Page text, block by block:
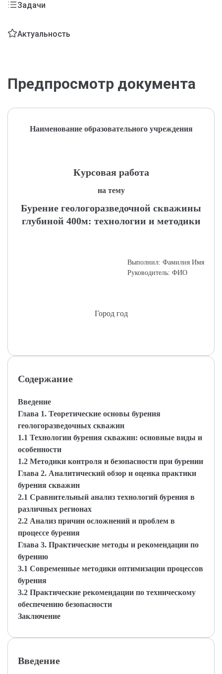
Задачи
Актуальность
Предпросмотр документа
Наименование образовательного учреждения
Курсовая работа
на тему
Бурение геологоразведочной скважины
глубиной 400м: технологии и методики
Выполнил: Фамилия Имя
Руководитель: ФИО
Город год
Содержание
Введение
Глава 1. Теоретические основы бурения
геологоразведочных скважин
1.1 Технологии бурения скважин: основные виды и
особенности
1.2 Методики контроля и безопасности при бурении
Глава 2. Аналитический обзор и оценка практики
бурения скважин
2.1 Сравнительный анализ технологий бурения в
различных регионах
2.2 Анализ причин осложнений и проблем в
процессе бурения
Глава 3. Практические методы и рекомендации по
бурению
3.1 Современные методики оптимизации процессов
бурения
3.2 Практические рекомендации по техническому
обеспечению безопасности
Заключение
Введение